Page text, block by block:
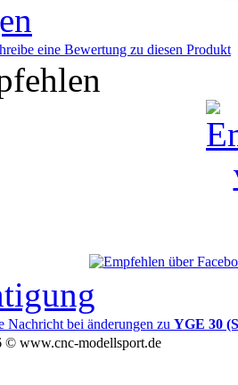
eine Bewertung zu diesen Produkt
Nachricht bei änderungen zu YGE 30
© www.cnc-modellsport.de